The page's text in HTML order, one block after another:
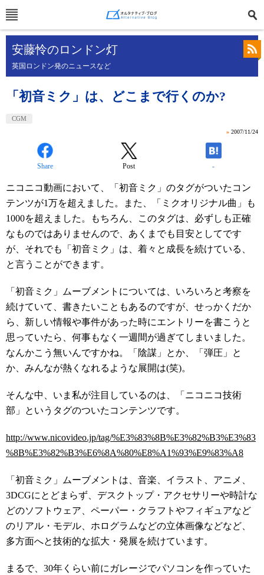
安藤怜のロンドン灯
英国ロンドン発のニュースなど
「初音ミク」は、どこまで行くのか?
CGM
» 2007/11/24
Share Post -
ニコニコ動画において、「初音ミク」のタグがついたコン
テンツが1万を超えました。また、「ミクオリジナル曲」も
1000を超えました。もちろん、このタグは、必ずしも正確
なものではありませんので、あくまでも目安としてです
が、それでも「初音ミク」は、着々と成長を続けている、
と言うことができます。
「初音ミク」ムーブメントについては、いろいろと考察を
続けていて、書きたいこともあるのですが、せっかくだか
ら、新しい情報や事件があった時にエントリーを書こうと
思っていたら、何事もなく一週間が過ぎてしまいました。
なんかこう無いんですかね。「陰謀」とか、「弾圧」と
か、みんなが熱くなれるような展開は(笑)。
そんな中、いま私が注目しているのは、「ニコニコ技術
部」というタグのついたコンテンツです。
http://www.nicovideo.jp/tag/%E3%83%8B%E3%82%B3%E3%83
%8B%E3%82%B3%E6%8A%80%E8%A1%93%E9%83%A8
「初音ミク」ムーブメントは、音楽、イラスト、アニメ、
3DCGにとどまらず、デスクトップ・アクセサリーや時計な
どのソフトウェア、ペーパー・クラフトやフィギュアなど
のリアル・モデル、ホログラムなどの立体画像などなど、
多方面へと技術的な拡大・発展を続けています。
まるで、30年くらい前にガレージでパソコンを作っていた